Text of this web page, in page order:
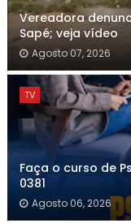
Vereadora
Sapé; veja vídeo
Agosto 07, 2026
TV
Faça o curso de
0381
Agosto 06, 2026